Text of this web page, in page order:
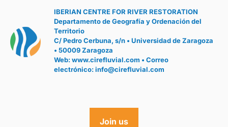
IBERIAN CENTRE FOR RIVER RESTORATION
Departamento de Geografía y Ordenación del
Territorio
C/ Pedro Cerbuna, s/n • Universidad de Zaragoza
• 50009 Zaragoza
Web:www.cirefluvial.com • Correo
electrónico:info@cirefluvial.com
Join us